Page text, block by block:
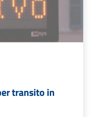
transito in